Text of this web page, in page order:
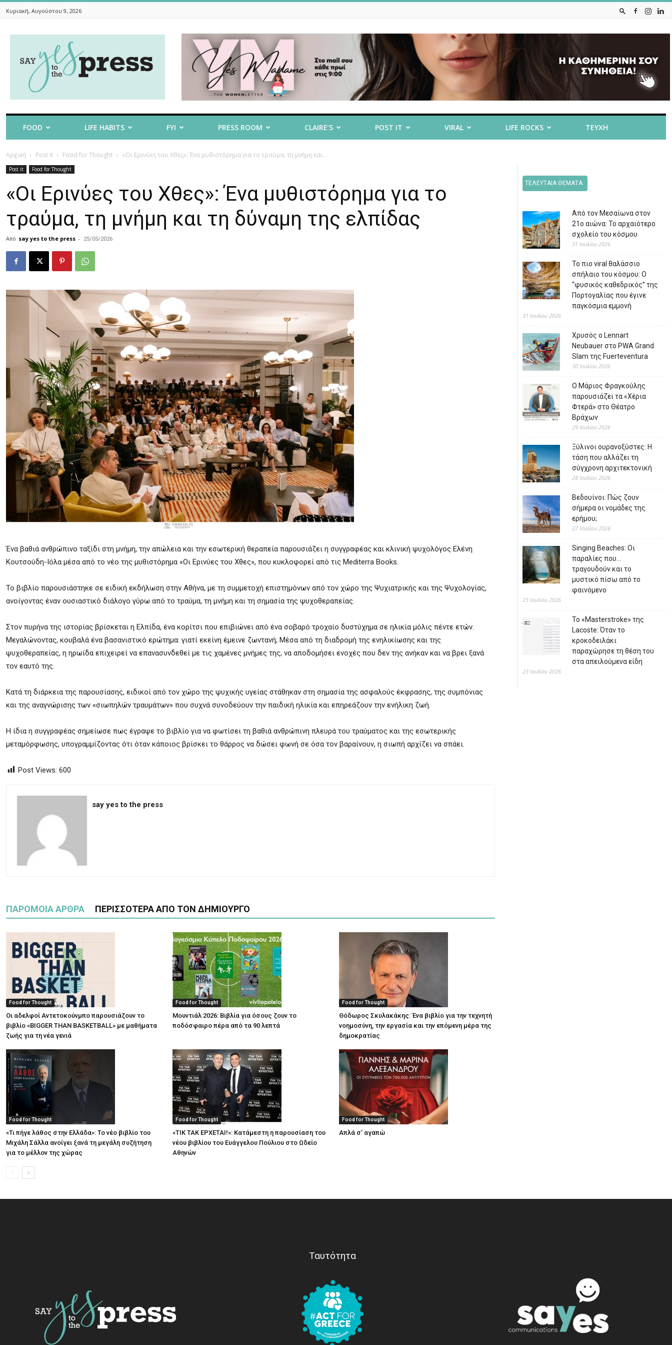
Κυριακή, Αυγούστου 9, 2026
To
The
FOOD LIFE HABITS FYI PRESS ROOM CLAIRE’S POST IT VIRAL LIFE ROCKS ΤΕΥΧΗ
Αρχική Post it Food for Thought «Οι Ερινύες του Χθες»: Ένα μυθιστόρημα για το τραύμα, τη μνήμη και...
Post it Food for Thought
«Οι Ερινύες του Χθες»: Ένα μυθιστόρημα για το
τραύμα, τη μνήμη και τη δύναμη της ελπίδας
Από say yes to the press - 25/05/2026
Ένα βαθιά ανθρώπινο ταξίδι στη μνήμη, την απώλεια και την εσωτερική θεραπεία παρουσιάζει η συγγραφέας και κλινική ψυχολόγος Ελένη
Κουτσούδη-Ιόλα μέσα από το νέο της μυθιστόρημα «Οι Ερινύες του Χθες», που κυκλοφορεί από τις Mediterra Books.
Το βιβλίο παρουσιάστηκε σε ειδική εκδήλωση στην Αθήνα, με τη συμμετοχή επιστημόνων από τον χώρο της Ψυχιατρικής και της Ψυχολογίας,
ανοίγοντας έναν ουσιαστικό διάλογο γύρω από το τραύμα, τη μνήμη και τη σημασία της ψυχοθεραπείας.
Στον πυρήνα της ιστορίας βρίσκεται η Ελπίδα, ένα κορίτσι που επιβιώνει από ένα σοβαρό τροχαίο δυστύχημα σε ηλικία μόλις πέντε ετών.
Μεγαλώνοντας, κουβαλά ένα βασανιστικό ερώτημα: γιατί εκείνη έμεινε ζωντανή; Μέσα από τη διαδρομή της ενηλικίωσης και της
ψυχοθεραπείας, η ηρωίδα επιχειρεί να επανασυνδεθεί με τις χαμένες μνήμες της, να αποδομήσει ενοχές που δεν της ανήκαν και να βρει ξανά
τον εαυτό της.
Κατά τη διάρκεια της παρουσίασης, ειδικοί από τον χώρο της ψυχικής υγείας στάθηκαν στη σημασία της ασφαλούς έκφρασης, της συμπόνιας
και της αναγνώρισης των «σιωπηλών τραυμάτων» που συχνά συνοδεύουν την παιδική ηλικία και επηρεάζουν την ενήλικη ζωή.
Η ίδια η συγγραφέας σημείωσε πως έγραψε το βιβλίο για να φωτίσει τη βαθιά ανθρώπινη πλευρά του τραύματος και της εσωτερικής
μεταμόρφωσης, υπογραμμίζοντας ότι όταν κάποιος βρίσκει το θάρρος να δώσει φωνή σε όσα τον βαραίνουν, η σιωπή αρχίζει να σπάει.
Post Views: 600
say yes to the press
ΠΑΡΟΜΟΙΑ ΑΡΘΡΑ ΠΕΡΙΣΣΟΤΕΡΑ ΑΠΟ ΤΟΝ ΔΗΜΙΟΥΡΓΟ
Food for Thought
Οι αδελφοί Αντετοκούνμπο παρουσιάζουν το
βιβλίο «BIGGER THAN BASKETBALL» με μαθήματα
ζωής για τη νέα γενιά
Food for Thought
Μουντιάλ 2026: Βιβλία για όσους ζουν το
ποδόσφαιρο πέρα από τα 90 λεπτά
Food for Thought
Θόδωρος Σκυλακάκης: Ένα βιβλίο για την τεχνητή
νοημοσύνη, την εργασία και την επόμενη μέρα της
δημοκρατίας
Food for Thought
«Τι πήγε λάθος στην Ελλάδα»: Το νέο βιβλίο του
Μιχάλη Σάλλα ανοίγει ξανά τη μεγάλη συζήτηση
για το μέλλον της χώρας
Food for Thought
«ΤΙΚ ΤΑΚ ΕΡΧΕΤΑΙ!»: Κατάμεστη η παρουσίαση του
νέου βιβλίου του Ευάγγελου Πούλιου στο Ωδείο
Αθηνών
Food for Thought
Απλά σ’ αγαπώ
ΤΕΛΕΥΤΑΙΑ ΘΕΜΑΤΑ
Από τον Μεσαίωνα στον
21ο αιώνα: Το αρχαιότερο
σχολείο του κόσμου
31 Ιουλίου 2026
Το πιο viral θαλάσσιο
σπήλαιο του κόσμου: Ο
“φυσικός καθεδρικός” της
Πορτογαλίας που έγινε
παγκόσμια εμμονή
31 Ιουλίου 2026
Χρυσός ο Lennart
Neubauer στο PWA Grand
Slam της Fuerteventura
30 Ιουλίου 2026
Ο Μάριος Φραγκούλης
παρουσιάζει τα «Χέρια
Φτερά» στο Θέατρο
Βράχων
29 Ιουλίου 2026
Ξύλινοι ουρανοξύστες: Η
τάση που αλλάζει τη
σύγχρονη αρχιτεκτονική
28 Ιουλίου 2026
Βεδουίνοι: Πώς ζουν
σήμερα οι νομάδες της
ερήμου;
27 Ιουλίου 2026
Singing Beaches: Οι
παραλίες που…
τραγουδούν και το
μυστικό πίσω από το
φαινόμενο
23 Ιουλίου 2026
Το «Masterstroke» της
Lacoste: Όταν το
κροκοδειλάκι
παραχώρησε τη θέση του
στα απειλούμενα είδη
23 Ιουλίου 2026
Ταυτότητα